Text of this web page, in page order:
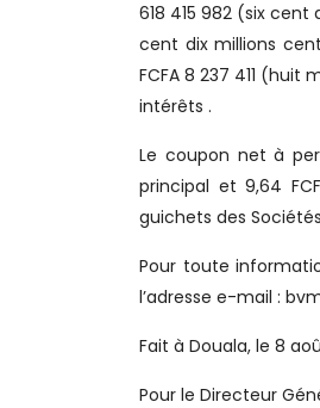
618 415 982 (six
cent dix millions
FCFA 8 237 411
intérêts .
Le coupon net à
principal et 9,64
guichets des
Pour toute
l’adresse e-mail :
Fait à Douala, le 8
Pour le Directeur